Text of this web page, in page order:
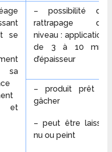
se
sa
et
– possibilité de
rattrapage de
niveau : application
de 3 à 10 mm
d’épaisseur
– produit prêt à
gâcher
– peut être laissé
nu ou peint